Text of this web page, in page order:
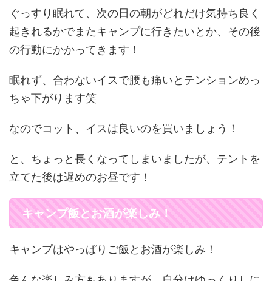
ぐっすり眠れて、次の日の朝がどれだけ気持ち良く
起きれるかでまたキャンプに行きたいとか、その後
の行動にかかってきます！
眠れず、合わないイスで腰も痛いとテンションめっ
ちゃ下がります笑
なのでコット、イスは良いのを買いましょう！
と、ちょっと長くなってしまいましたが、テントを
立てた後は遅めのお昼です！
キャンプ飯とお酒が楽しみ！
キャンプはやっぱりご飯とお酒が楽しみ！